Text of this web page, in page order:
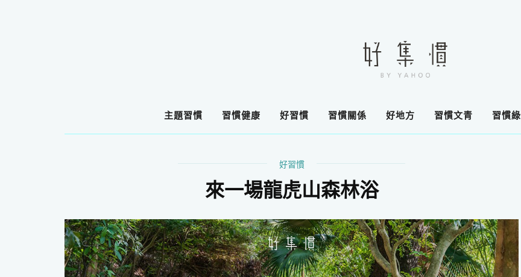
主題習慣 習慣健康 好習慣 習慣關係 好地方 習慣文青 習慣綠
好習慣
來一場龍虎山森林浴